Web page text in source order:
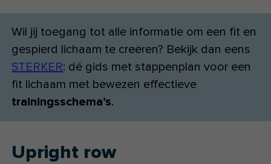
Wil jij toegang tot alle informatie om een fit en
gespierd lichaam te creëren? Bekijk dan eens
STERKER: dé gids met stappenplan voor een
fit lichaam met bewezen effectieve
trainingsschema’s.
Upright row